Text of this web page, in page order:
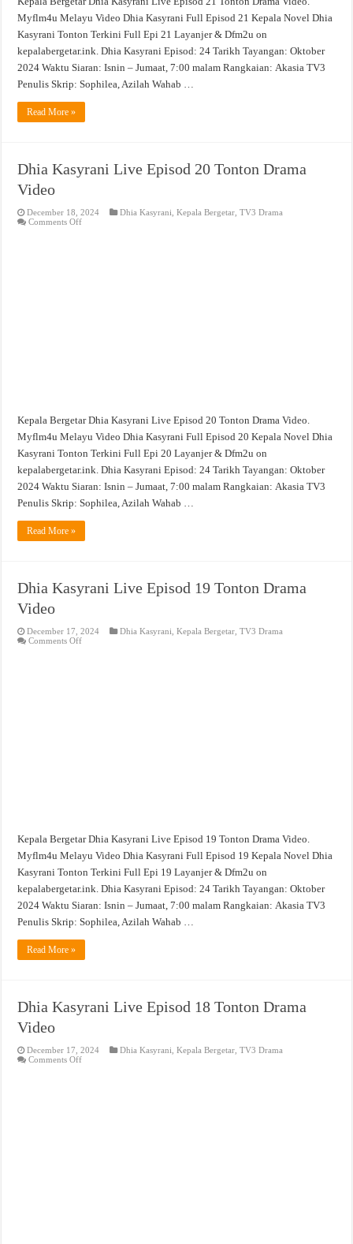
Myflm4u Melayu Video Dhia Kasyrani Full Episod 21 Kepala Novel Dhia
Kasyrani Tonton Terkini Full Epi 21 Layanjer & Dfm2u on
kepalabergetar.ink. Dhia Kasyrani Episod: 24 Tarikh Tayangan: Oktober
2024 Waktu Siaran: Isnin – Jumaat, 7:00 malam Rangkaian: Akasia TV3
Penulis Skrip: Sophilea, Azilah Wahab …
Read More »
Dhia Kasyrani Live Episod 20 Tonton Drama
Video
December 18, 2024 Dhia Kasyrani ,Kepala Bergetar ,TV3 Drama
Comments Offon
Kepala Bergetar Dhia Kasyrani Live Episod 20 Tonton Drama Video.
Myflm4u Melayu Video Dhia Kasyrani Full Episod 20 Kepala Novel Dhia
Kasyrani Tonton Terkini Full Epi 20 Layanjer & Dfm2u on
kepalabergetar.ink. Dhia Kasyrani Episod: 24 Tarikh Tayangan: Oktober
2024 Waktu Siaran: Isnin – Jumaat, 7:00 malam Rangkaian: Akasia TV3
Penulis Skrip: Sophilea, Azilah Wahab …
Read More »
Dhia Kasyrani Live Episod 19 Tonton Drama
Video
December 17, 2024 Dhia Kasyrani ,Kepala Bergetar ,TV3 Drama
Comments Offon
Kepala Bergetar Dhia Kasyrani Live Episod 19 Tonton Drama Video.
Myflm4u Melayu Video Dhia Kasyrani Full Episod 19 Kepala Novel Dhia
Kasyrani Tonton Terkini Full Epi 19 Layanjer & Dfm2u on
kepalabergetar.ink. Dhia Kasyrani Episod: 24 Tarikh Tayangan: Oktober
2024 Waktu Siaran: Isnin – Jumaat, 7:00 malam Rangkaian: Akasia TV3
Penulis Skrip: Sophilea, Azilah Wahab …
Read More »
Dhia Kasyrani Live Episod 18 Tonton Drama
Video
December 17, 2024 Dhia Kasyrani ,Kepala Bergetar ,TV3 Drama
Comments Offon